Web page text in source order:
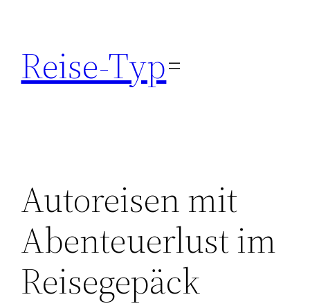
springen
Reise-Typ
Autoreisen mit
Abenteuerlust im
Reisegepäck